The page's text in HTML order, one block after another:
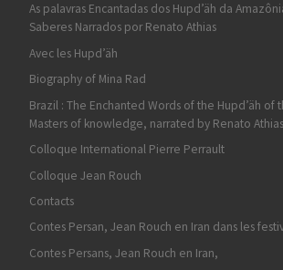
As palavras Encantadas dos Hupd’äh da
Saberes Narrados por Renato Athias
Avec les Hupd’äh
Biography of Mina Rad
Brazil : The Enchanted Words of the Hupd’äh of
Masters of knowledge, narrated by Renato Athias
Colloque International Pierre Perrault
Colloque Jean Rouch
Contacts
Contes Persan, Jean Rouch en Iran dans les
Contes Persans, Jean Rouch en Iran,